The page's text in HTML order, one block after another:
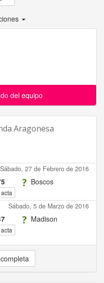
del equipo
Aragonesa
Sábado, 27 de Febrero de 2016
Boscos
Sábado, 5 de Marzo de 2016
Madison